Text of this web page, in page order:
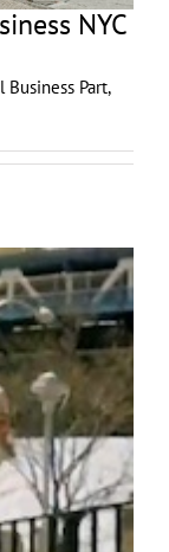
NYC
Part,